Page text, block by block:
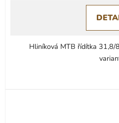
z
5
Hliníková MTB řídítka 31,8/